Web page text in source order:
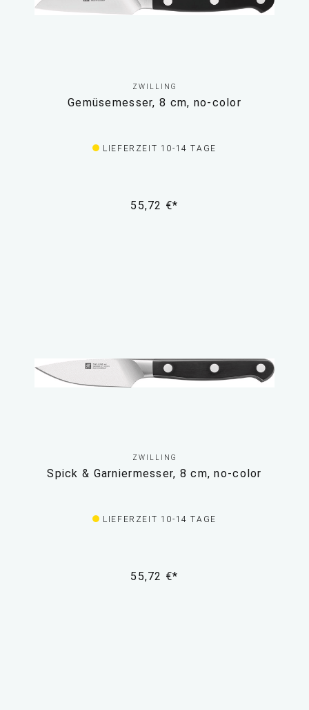
ZWILLING
Gemüsemesser, 8 cm, no-color
LIEFERZEIT 10-14 TAGE
55,72 €*
ZWILLING
Spick & Garniermesser, 8 cm, no-color
LIEFERZEIT 10-14 TAGE
55,72 €*